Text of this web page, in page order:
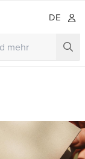
DE